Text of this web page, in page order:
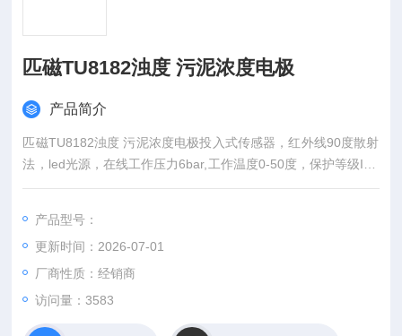
匹磁TU8182浊度 污泥浓度电极
产品简介
匹磁TU8182浊度 污泥浓度电极投入式传感器，红外线90度散射
法，led光源，在线工作压力6bar,工作温度0-50度，保护等级IP6
8，带7.5米电缆，有压缩空气接口（用于自动清洗）
产品型号：
更新时间：2026-07-01
厂商性质：经销商
访问量：3583